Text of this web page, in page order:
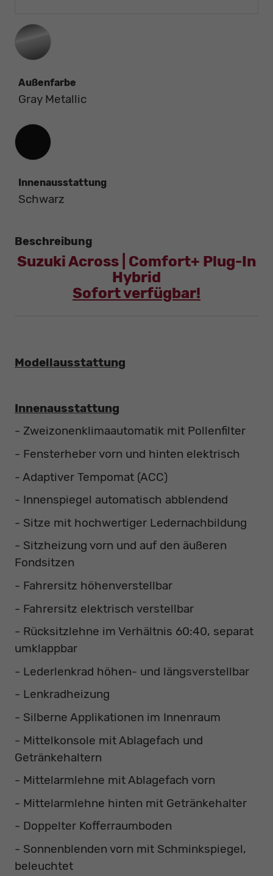
Außenfarbe
Gray Metallic
Innenausstattung
Innenausstattung
Schwarz
Beschreibung
Suzuki Across | Comfort+ Plug-In
Hybrid
Sofort verfügbar!
Modellausstattung
Innenausstattung
- Zweizonenklimaautomatik mit Pollenfilter
- Fensterheber vorn und hinten elektrisch
- Adaptiver Tempomat (ACC)
- Innenspiegel automatisch abblendend
- Sitze mit hochwertiger Ledernachbildung
- Sitzheizung vorn und auf den äußeren
Fondsitzen
- Fahrersitz höhenverstellbar
- Fahrersitz elektrisch verstellbar
- Rücksitzlehne im Verhältnis 60:40, separat
umklappbar
- Lederlenkrad höhen- und längsverstellbar
- Lenkradheizung
- Silberne Applikationen im Innenraum
- Mittelkonsole mit Ablagefach und
Getränkehaltern
- Mittelarmlehne mit Ablagefach vorn
- Mittelarmlehne hinten mit Getränkehalter
- Doppelter Kofferraumboden
- Sonnenblenden vorn mit Schminkspiegel,
beleuchtet